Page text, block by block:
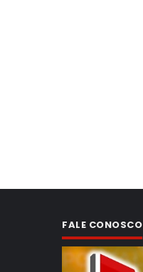
FALE CONOSCO